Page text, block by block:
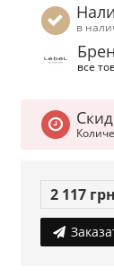
в
все
2 117